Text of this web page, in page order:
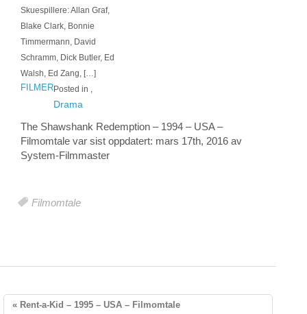
Skuespillere: Allan Graf,
Blake Clark, Bonnie
Timmermann, David
Schramm, Dick Butler, Ed
Walsh, Ed Zang, […]
Posted in
FILMER
Drama
The Shawshank Redemption – 1994 – USA –
Filmomtale var sist oppdatert: mars 17th, 2016 av
System-Filmmaster
Filmomtale
« Rent-a-Kid – 1995 – USA – Filmomtale